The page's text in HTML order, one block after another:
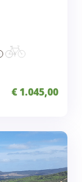
€ 1.045,00